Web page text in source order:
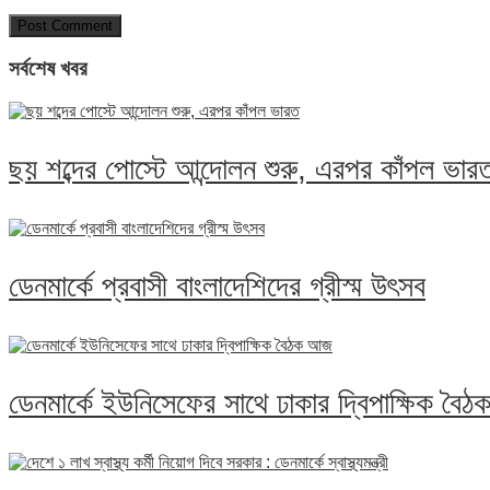
সর্বশেষ খবর
ছয় শব্দের পোস্টে আন্দোলন শুরু, এরপর কাঁপল
ডেনমার্কে প্রবাসী বাংলাদেশিদের গ্রীস্ম উৎসব
ডেনমার্কে ইউনিসেফের সাথে ঢাকার দ্বিপাক্ষিক